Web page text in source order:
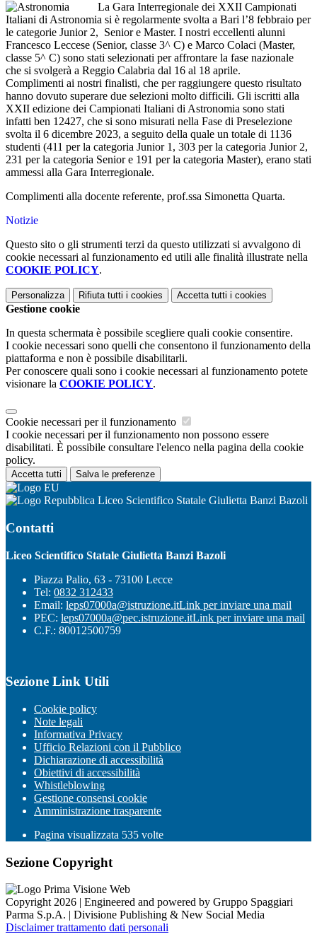
La Gara Interregionale dei XXII Campionati
Italiani di Astronomia si è regolarmente svolta a Bari l’8 febbraio per
le categorie Junior 2, Senior e Master. I nostri eccellenti alunni
Francesco Leccese (Senior, classe 3^ C) e Marco Colaci (Master,
classe 5^ C) sono stati selezionati per affrontare la fase nazionale
che si svolgerà a Reggio Calabria dal 16 al 18 aprile.
Complimenti ai nostri finalisti, che per raggiungere questo risultato
hanno dovuto superare due selezioni molto difficili. Gli iscritti alla
XXII edizione dei Campionati Italiani di Astronomia sono stati
infatti ben 12427, che si sono misurati nella Fase di Preselezione
svolta il 6 dicembre 2023, a seguito della quale un totale di 1136
studenti (411 per la categoria Junior 1, 303 per la categoria Junior 2,
231 per la categoria Senior e 191 per la categoria Master), erano stati
ammessi alla Gara Interregionale.
Complimenti alla docente referente, prof.ssa Simonetta Quarta.
Notizie
Questo sito o gli strumenti terzi da questo utilizzati si avvalgono di
cookie necessari al funzionamento ed utili alle finalità illustrate nella
COOKIE POLICY.
Personalizza Rifiuta tutti i cookies Accetta tutti i cookies
Gestione cookie
In questa schermata è possibile scegliere quali cookie consentire.
I cookie necessari sono quelli che consentono il funzionamento della
piattaforma e non è possibile disabilitarli.
Per conoscere quali sono i cookie necessari al funzionamento potete
visionare la COOKIE POLICY.
Cookie necessari per il funzionamento
I cookie necessari per il funzionamento non possono essere
disabilitati. È possibile consultare l'elenco nella pagina della cookie
policy.
Accetta tutti Salva le preferenze
Liceo Scientifico Statale Giulietta Banzi Bazoli
Contatti
Liceo Scientifico Statale Giulietta Banzi Bazoli
Piazza Palio, 63 - 73100 Lecce
Tel: 0832 312433
Email: leps07000a@istruzione.itLink per inviare una mail
PEC: leps07000a@pec.istruzione.itLink per inviare una mail
C.F.: 80012500759
Sezione Link Utili
Cookie policy
Note legali
Informativa Privacy
Ufficio Relazioni con il Pubblico
Dichiarazione di accessibilità
Obiettivi di accessibilità
Whistleblowing
Gestione consensi cookie
Amministrazione trasparente
Pagina visualizzata 535 volte
Sezione Copyright
Copyright 2026 | Engineered and powered by Gruppo Spaggiari
Parma S.p.A. | Divisione Publishing & New Social Media
Disclaimer trattamento dati personali